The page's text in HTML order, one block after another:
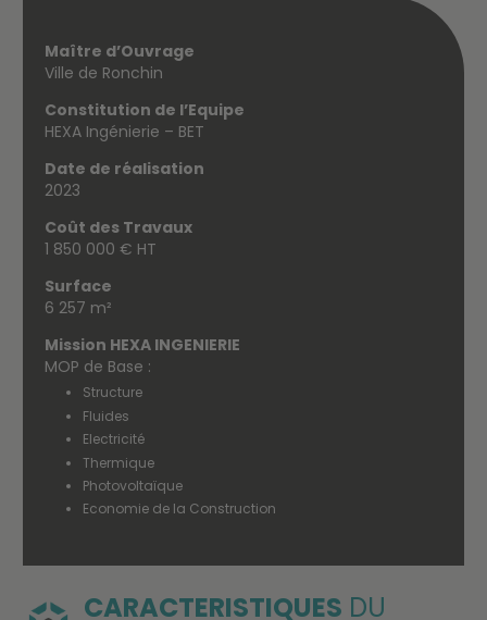
Maître d’Ouvrage
Ville de Ronchin
Constitution de l’Equipe
HEXA Ingénierie – BET
Date de réalisation
2023
Coût des Travaux
1 850 000 € HT
Surface
6 257 m²
Mission HEXA INGENIERIE
MOP de Base :
Structure
Fluides
Electricité
Thermique
Photovoltaïque
Economie de la Construction
CARACTERISTIQUES DU